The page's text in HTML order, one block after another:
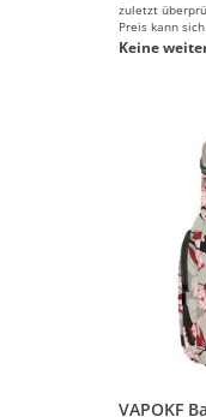
zuletzt
Preis kann
Keine